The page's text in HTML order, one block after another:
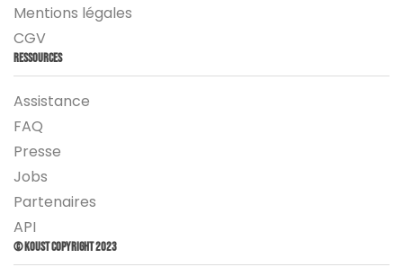
Mentions légales
CGV
Ressources
Assistance
FAQ
Presse
Jobs
Partenaires
API
© Koust Copyright 2023